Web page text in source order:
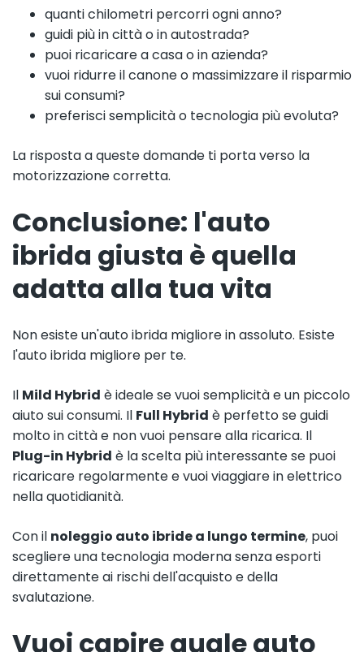
quanti chilometri percorri ogni anno?
guidi più in città o in autostrada?
puoi ricaricare a casa o in azienda?
vuoi ridurre il canone o massimizzare il risparmio
sui consumi?
preferisci semplicità o tecnologia più evoluta?
La risposta a queste domande ti porta verso la
motorizzazione corretta.
Conclusione: l'auto
ibrida giusta è quella
adatta alla tua vita
Non esiste un'auto ibrida migliore in assoluto. Esiste
l'auto ibrida migliore per te.
Il Mild Hybrid è ideale se vuoi semplicità e un piccolo
aiuto sui consumi. Il Full Hybrid è perfetto se guidi
molto in città e non vuoi pensare alla ricarica. Il
Plug-in Hybrid è la scelta più interessante se puoi
ricaricare regolarmente e vuoi viaggiare in elettrico
nella quotidianità.
Con il noleggio auto ibride a lungo termine, puoi
scegliere una tecnologia moderna senza esporti
direttamente ai rischi dell'acquisto e della
svalutazione.
Vuoi capire quale auto